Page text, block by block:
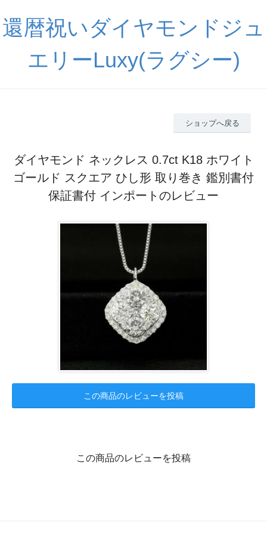
還暦祝いダイヤモンドジュ
エリーLuxy(ラグシー)
ショップへ戻る
ダイヤモンド ネックレス 0.7ct K18 ホワイト
ゴールド スクエア ひし形 取り巻き 鑑別書付
保証書付 インポートのレビュー
この商品のレビューを投稿
この商品のレビューを投稿